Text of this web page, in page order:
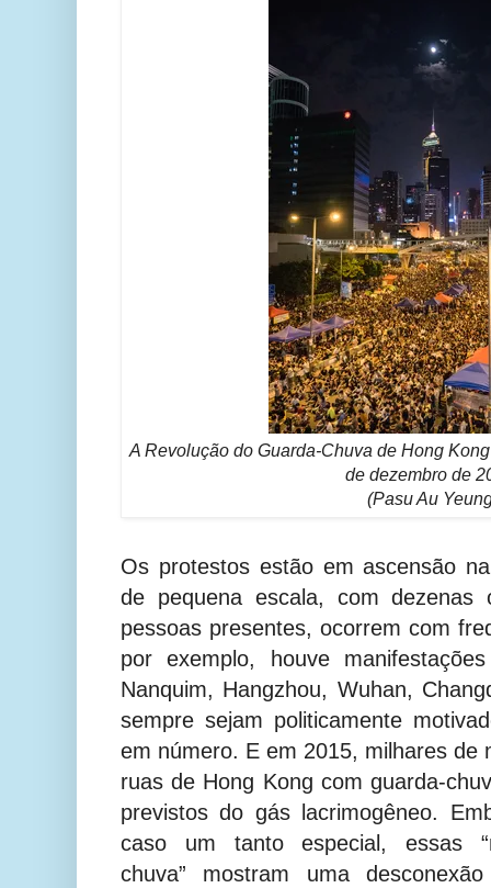
A Revolução do Guarda-Chuva de Hong
de dezembro de
(Pasu Au
Os protestos estão em ascensão
de pequena escala, com dezenas
pessoas presentes, ocorrem com
por exemplo, houve
Nanquim, Hangzhou, Wuhan,
sempre sejam politicamente
em número. E em 2015, milhares de
ruas de Hong Kong com guarda-
previstos do gás lacrimogêneo.
caso um tanto especial, essas
chuva” mostram uma